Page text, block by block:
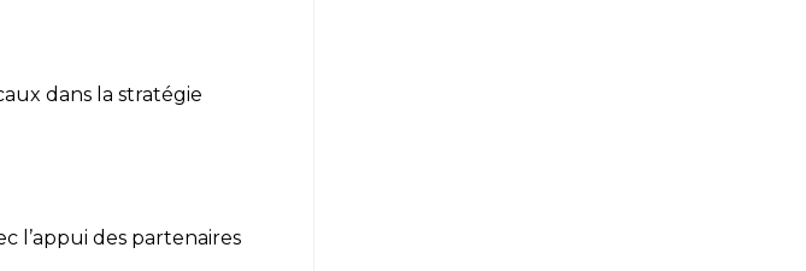
dans la stratégie
l’appui des partenaires